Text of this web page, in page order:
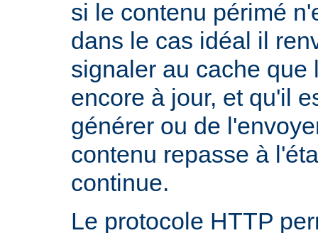
si le contenu périmé
dans le cas idéal il
signaler au cache que
encore à jour, et qu'il
générer ou de
contenu repasse à
continue.
Le protocole HTTP